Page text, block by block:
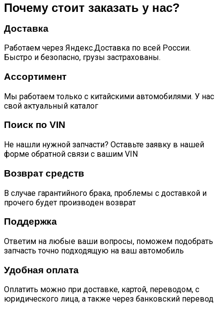
Почему стоит заказать у нас?
Доставка
Работаем через Яндекс.Доставка по всей России.
Быстро и безопасно, грузы застрахованы.
Ассортимент
Мы работаем только с китайскими автомобилями. У нас
свой актуальный каталог
Поиск по VIN
Не нашли нужной запчасти? Оставьте заявку в нашей
форме обратной связи с вашим VIN
Возврат средств
В случае гарантийного брака, проблемы с доставкой и
прочего будет производен возврат
Поддержка
Ответим на любые ваши вопросы, поможем подобрать
запчасть точно подходящую на ваш автомобиль
Удобная оплата
Оплатить можно при доставке, картой, переводом, с
юридического лица, а также через банковский перевод